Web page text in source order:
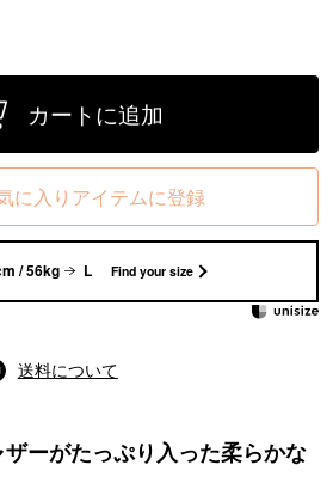
カートに追加
に入りアイテムに登録
/ 56kg L Find your size
送料について
ーがたっぷり入った柔らかな